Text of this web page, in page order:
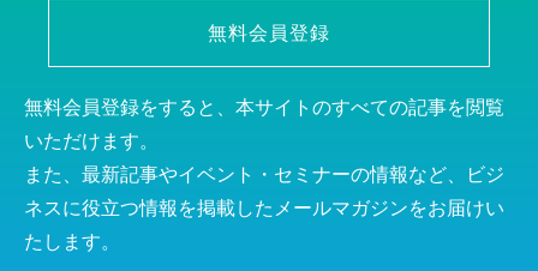
無料会員登録
無料会員登録をすると、本サイトのすべての記事を閲覧
いただけます。
また、最新記事やイベント・セミナーの情報など、ビジ
ネスに役立つ情報を掲載したメールマガジンをお届けい
たします。